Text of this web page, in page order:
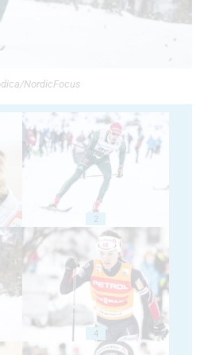
NordicFocus
2
4